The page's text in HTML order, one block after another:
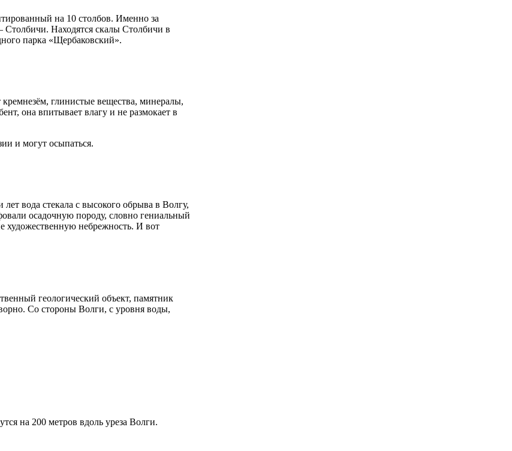
на 10 столбов. Именно за
Столбичи. Находятся скалы Столбичи в
парка «Щербаковский».
кремнезём, глинистые вещества, минералы,
она впитывает влагу и не размокает в
и могут осыпаться.
вода стекала с высокого обрыва в Волгу,
осадочную породу, словно гениальный
художественную небрежность. И вот
геологический объект, памятник
Со стороны Волги, с уровня воды,
на 200 метров вдоль уреза Волги.